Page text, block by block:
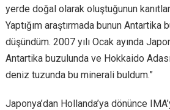
yerde doğal olarak oluştuğunun
Yaptığım araştırmada bunun
düşündüm. 2007 yılı Ocak ayında
Antartika buzulunda ve Hokkaido
deniz tuzunda bu minerali buldum.”
Japonya’dan Hollanda’ya dönünce